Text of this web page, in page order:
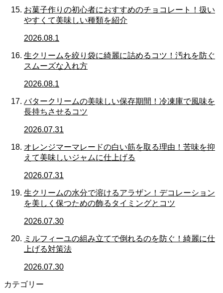
お菓子作りの初心者におすすめのチョコレート！扱い
やすくて美味しい種類を紹介
2026.08.1
生クリームを絞り袋に綺麗に詰めるコツ！汚れを防ぐ
スムーズな入れ方
2026.08.1
バタークリームの美味しい保存期間！冷凍庫で風味を
長持ちさせるコツ
2026.07.31
オレンジマーマレードの白い筋を取る理由！苦味を抑
えて美味しいジャムに仕上げる
2026.07.31
生クリームの水分で溶けるアラザン！デコレーション
を美しく保つための飾るタイミングとコツ
2026.07.30
ミルフィーユの組み立てで倒れるのを防ぐ！綺麗に仕
上げる対策法
2026.07.30
カテゴリー